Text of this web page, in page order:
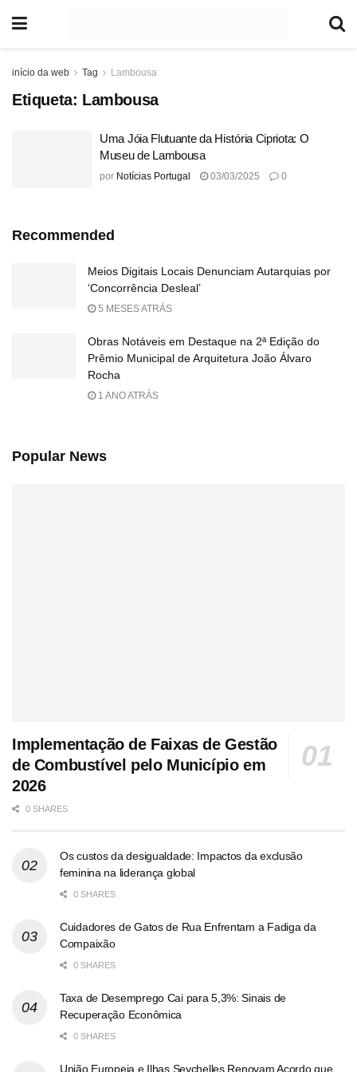
início da web Tag Lambousa
Etiqueta: Lambousa
Uma Jóia Flutuante da História Cipriota: O
Museu de Lambousa
por Notícias Portugal 03/03/2025 0
Recommended
Meios Digitais Locais Denunciam Autarquias por
‘Concorrência Desleal’
5 MESES ATRÁS
Obras Notáveis em Destaque na 2ª Edição do
Prêmio Municipal de Arquitetura João Álvaro
Rocha
1 ANO ATRÁS
Popular News
Implementação de Faixas de Gestão
de Combustível pelo Município em
2026
0 SHARES
Os custos da desigualdade: Impactos da exclusão
feminina na liderança global
0 SHARES
Cuidadores de Gatos de Rua Enfrentam a Fadiga da
Compaixão
0 SHARES
Taxa de Desemprego Cai para 5,3%: Sinais de
Recuperação Econômica
0 SHARES
União Europeia e Ilhas Seychelles Renovam Acordo que